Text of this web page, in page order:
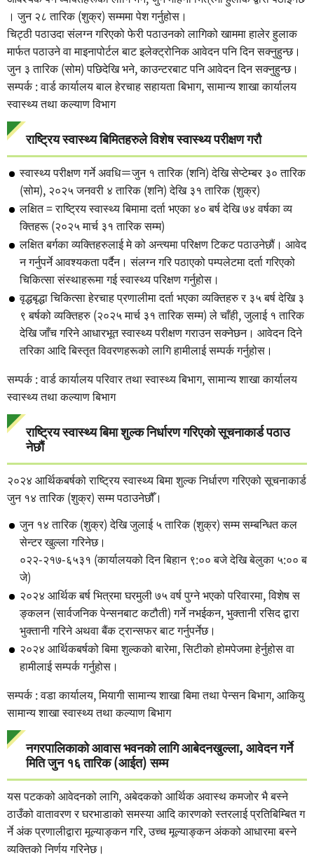
। जुन २८ तारिक (शुक्र) सम्ममा पेश गर्नुहोस।
चिट्ठी पठाउदा संलग्न गरिएको फेरी पठाउनको लागिको खाममा हालेर हुलाक
मार्फत पठाउने वा माइनापोर्टल बाट इलेक्ट्रोनिक आवेदन पनि दिन सक्नुहुन्छ।
जुन ३ तारिक (सोम) पछिदेखि भने, काउन्टरबाट पनि आवेदन दिन सक्नुहुन्छ।
सम्पर्क : वार्ड कार्यालय बाल हेरचाह सहायता बिभाग, सामान्य शाखा कार्यालय
स्वास्थ्य तथा कल्याण विभाग
राष्ट्रिय स्वास्थ्य बिमितहरुले विशेष स्वास्थ्य परीक्षण गरौ
स्वास्थ्य परीक्षण गर्ने अवधि＝जुन १ तारिक (शनि) देखि सेप्टेम्बर ३० तारिक
(सोम), २०२५ जनवरी ४ तारिक (शनि) देखि ३१ तारिक (शुक्र)
लक्षित = राष्ट्रिय स्वास्थ्य बिमामा दर्ता भएका ४० बर्ष देखि ७४ वर्षका व्य
क्तिहरू (२०२५ मार्च ३१ तारिक सम्म)
लक्षित बर्गका व्यक्तिहरुलाई मे को अन्त्यमा परिक्षण टिकट पठाउनेछौं। आवेद
न गर्नुपर्ने आवश्यकता पर्दैन। संलग्न गरि पठाएको पम्पलेटमा दर्ता गरिएको
चिकित्सा संस्थाहरूमा गई स्वास्थ्य परिक्षण गर्नुहोस।
वृद्धबृद्धा चिकित्सा हेरचाह प्रणालीमा दर्ता भएका व्यक्तिहरु र ३५ बर्ष देखि ३
९ बर्षको व्यक्तिहरु (२०२५ मार्च ३१ तारिक सम्म) ले चाँही, जुलाई १ तारिक
देखि जाँच गरिने आधारभूत स्वास्थ्य परीक्षण गराउन सक्नेछन। आवेदन दिने
तरिका आदि बिस्तृत विवरणहरूको लागि हामीलाई सम्पर्क गर्नुहोस।
सम्पर्क : वार्ड कार्यालय परिवार तथा स्वास्थ्य बिभाग, सामान्य शाखा कार्यालय
स्वास्थ्य तथा कल्याण बिभाग
राष्ट्रिय स्वास्थ्य बिमा शुल्क निर्धारण गरिएको सूचनाकार्ड पठाउ
नेछौं
२०२४ आर्थिकबर्षको राष्ट्रिय स्वास्थ्य बिमा शुल्क निर्धारण गरिएको सूचनाकार्ड
जुन १४ तारिक (शुक्र) सम्म पठाउनेछौँ।
जुन १४ तारिक (शुक्र) देखि जुलाई ५ तारिक (शुक्र) सम्म सम्बन्धित कल
सेन्टर खुल्ला गरिनेछ।
०२२-२१७-६५३१ (कार्यालयको दिन बिहान ९:०० बजे देखि बेलुका ५:०० ब
जे)
२०२४ आर्थिक बर्ष भित्रमा घरमुली ७५ वर्ष पुग्ने भएको परिवारमा, विशेष स
ङ्कलन (सार्वजनिक पेन्सनबाट कटौती) गर्ने नभईकन, भुक्तानी रसिद द्वारा
भुक्तानी गरिने अथवा बैंक ट्रान्सफर बाट गर्नुपर्नेछ।
२०२४ आर्थिकबर्षको बिमा शुल्कको बारेमा, सिटीको होमपेजमा हेर्नुहोस वा
हामीलाई सम्पर्क गर्नुहोस।
सम्पर्क : वडा कार्यालय, मियागी सामान्य शाखा बिमा तथा पेन्सन बिभाग, आकियु
सामान्य शाखा स्वास्थ्य तथा कल्याण बिभाग
नगरपालिकाको आवास भवनको लागि आबेदनखुल्ला, आवेदन गर्ने
मिति जुन १६ तारिक (आईत) सम्म
यस पटकको आवेदनको लागि, अबेदकको आर्थिक अवास्थ कमजोर भै बस्ने
ठाउँको वातावरण र घरभाडाको समस्या आदि कारणको स्तरलाई प्रतिबिम्बित ग
र्ने अंक प्रणालीद्वारा मूल्याङ्कन गरि, उच्च मूल्याङ्कन अंकको आधारमा बस्ने
व्यक्तिको निर्णय गरिनेछ।